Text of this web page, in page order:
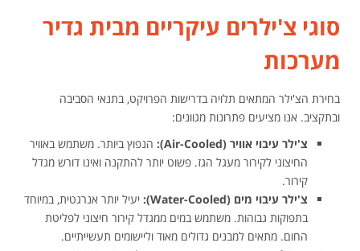
סוגי צ'ילרים עיקריים מבית גדיר
מערכות
בחירת הצ'ילר המתאים תלויה בדרישות הפרויקט, בתנאי הסביבה
ובתקציב. אנו מציעים פתרונות מגוונים:
צ'ילר עיבוי אוויר (Air-Cooled):
הנפוץ ביותר. משתמש באוויר
החיצוני לקירור מעגל הגז. פשוט יותר להתקנה ואינו דורש מגדל
קירור.
צ'ילר עיבוי מים (Water-Cooled):
יעיל יותר אנרגטית, במיוחד
בתפוקות גבוהות. משתמש במים ממגדל קירור חיצוני לפליטת
החום. מתאים למבנים גדולים מאוד וליישומים תעשייתיים.